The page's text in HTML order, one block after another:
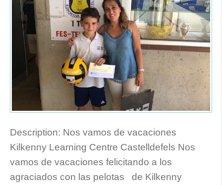
Description: Nos vamos de vacaciones
Kilkenny Learning Centre Castelldefels Nos
vamos de vacaciones felicitando a los
agraciados con las pelotas de Kilkenny